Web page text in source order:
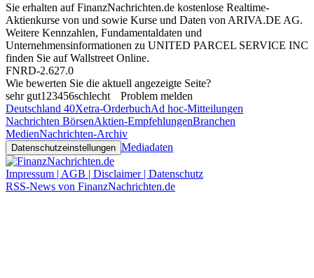
Sie erhalten auf FinanzNachrichten.de kostenlose Realtime-
Aktienkurse von und sowie Kurse und Daten von ARIVA.DE AG.
Weitere Kennzahlen, Fundamentaldaten und
Unternehmensinformationen zu UNITED PARCEL SERVICE INC
finden Sie aufWallstreet Online.
FNRD-2.627.0
Wie bewerten Sie die aktuell angezeigte Seite?
sehr gut1 23456schlecht
Problem melden
Deutschland 40Xetra-OrderbuchAd hoc-Mitteilungen
Nachrichten BörsenAktien-EmpfehlungenBranchen
MedienNachrichten-Archiv
Datenschutzeinstellungen Mediadaten
Impressum | AGB | Disclaimer | Datenschutz
RSS-News von FinanzNachrichten.de